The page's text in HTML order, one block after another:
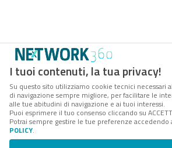
I tuoi contenuti, la tua privacy!
Su questo sito utilizziamo cookie tecnici necessari
di navigazione sempre migliore, per facilitare le
alle tue abitudini di navigazione e ai tuoi interessi.
Puoi esprimere il tuo consenso cliccando su
Potrai sempre gestire le tue preferenze
POLICY.